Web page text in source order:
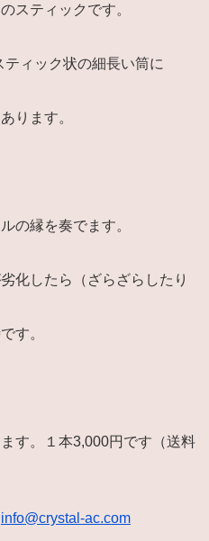
スティックです。
ティック状の細長い筒に
ります。
の縁を奏でます。
化したら（ざらざらしたり
す。
す。１本3,000円です（送料
info@crystal-ac.com